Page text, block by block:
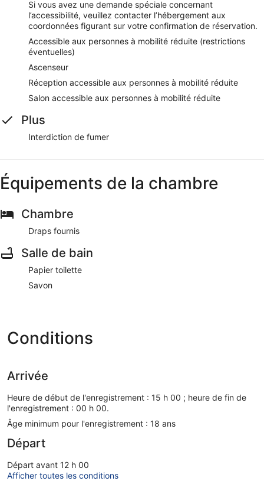
Si vous avez une demande spéciale concernant
l’accessibilité, veuillez contacter l’hébergement aux
coordonnées figurant sur votre confirmation de réservation.
Accessible aux personnes à mobilité réduite (restrictions
éventuelles)
Ascenseur
Réception accessible aux personnes à mobilité réduite
Salon accessible aux personnes à mobilité réduite
Plus
Interdiction de fumer
Équipements de la chambre
Chambre
Draps fournis
Salle de bain
Papier toilette
Savon
Conditions
Arrivée
Heure de début de l'enregistrement : 15 h 00 ; heure de fin de
l'enregistrement : 00 h 00.
Âge minimum pour l'enregistrement : 18 ans
Départ
Départ avant 12 h 00
Afficher toutes les conditions